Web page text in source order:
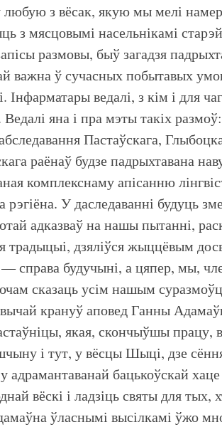
любую з вёсак, якую мы мелі
з мясцовымі насельнікамі
размовы, быў загадзя
важна ў сучасных побытавых
Інфарматары ведалі, з кім і для
яна і пра мэты такіх
Пастаўскага,
раёнаў будзе падрыхтавана
комплекснаму апісанню
рэгіёна. У даследаванні будуць
адказваў на нашы пытанні,
традыцыі, дзяліўся жыццёвым
справа будучыні, а цяпер, мы,
сказаць усім нашым
крануў аповед Ганны
якая, скончыўшы працу,
і тут, у вёсцы Шыці, дзе
адрамантаванай бацькоўскай
вёскі і ладзіць святы для тых,
ўласнымі высілкамі ўжо